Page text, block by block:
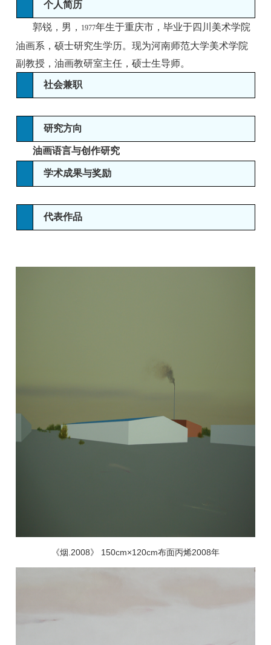
个人简历
郭锐，男， 1977年生于重庆市，毕业于四川美术学院
油画系，硕士研究生学历。现为河南师范大学美术学院
副教授，油画教研室主任，硕士生导师。
社会兼职
研究方向
油画语言与创作研究
学术成果与奖励
代表作品
《烟 .2008》 150cm×120cm布面丙烯2008年